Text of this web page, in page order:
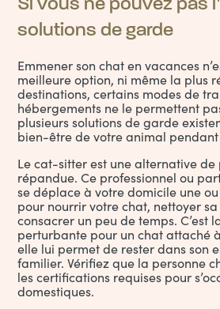
solutions de garde
Emmener son chat en vacances
meilleure option, ni même la plus
destinations, certains modes de
hébergements ne le permettent
plusieurs solutions de garde
bien-être de votre animal
Le cat-sitter est une alternative de
répandue. Ce professionnel ou
se déplace à votre domicile une
pour nourrir votre chat, nettoyer
consacrer un peu de temps. C’est
perturbante pour un chat attaché
elle lui permet de rester dans son
familier. Vérifiez que la personne
les certifications requises pour
domestiques.